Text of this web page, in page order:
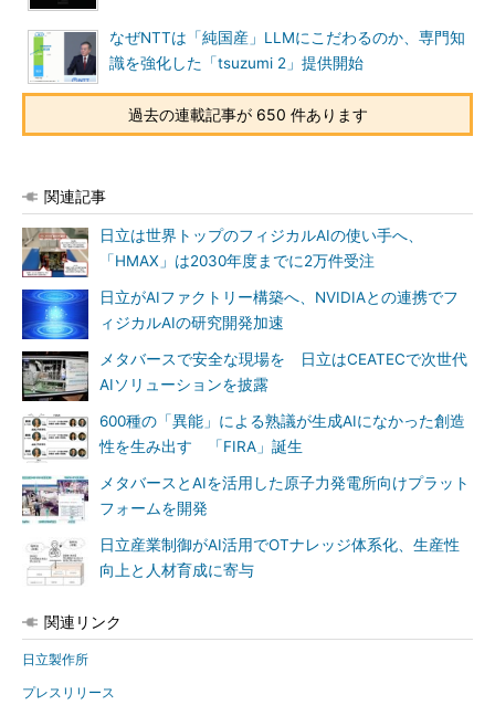
なぜNTTは「純国産」LLMにこだわるのか、専門知
識を強化した「tsuzumi 2」提供開始
過去の連載記事が 650 件あります
関連記事
日立は世界トップのフィジカルAIの使い手へ、
「HMAX」は2030年度までに2万件受注
日立がAIファクトリー構築へ、NVIDIAとの連携でフ
ィジカルAIの研究開発加速
メタバースで安全な現場を 日立はCEATECで次世代
AIソリューションを披露
600種の「異能」による熟議が生成AIになかった創造
性を生み出す 「FIRA」誕生
メタバースとAIを活用した原子力発電所向けプラット
フォームを開発
日立産業制御がAI活用でOTナレッジ体系化、生産性
向上と人材育成に寄与
関連リンク
日立製作所
プレスリリース